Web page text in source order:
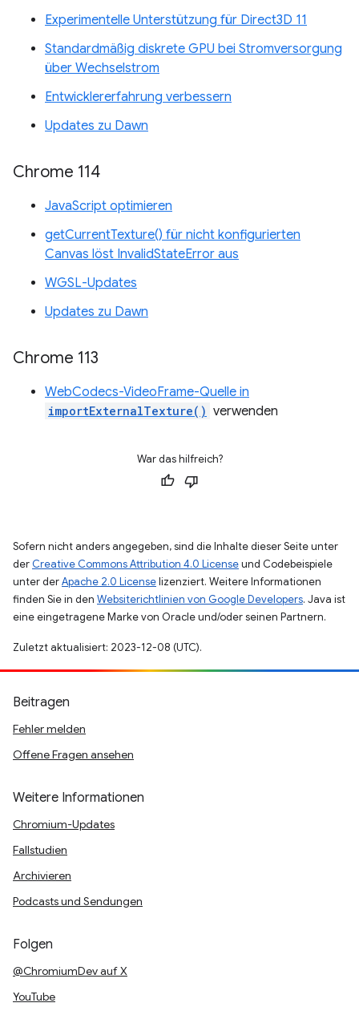
Experimentelle Unterstützung für Direct3D 11
Standardmäßig diskrete GPU bei Stromversorgung
über Wechselstrom
Entwicklererfahrung verbessern
Updates zu Dawn
Chrome 114
JavaScript optimieren
getCurrentTexture() für nicht konfigurierten
Canvas löst InvalidStateError aus
WGSL-Updates
Updates zu Dawn
Chrome 113
WebCodecs-VideoFrame-Quelle in
importExternalTexture() verwenden
War das hilfreich?
Sofern nicht anders angegeben, sind die Inhalte dieser Seite unter
der Creative Commons Attribution 4.0 Licenseund Codebeispiele
unter derApache 2.0 Licenselizenziert. Weitere Informationen
finden Sie in den Websiterichtlinien von Google Developers. Java ist
eine eingetragene Marke von Oracle und/oder seinen Partnern.
Zuletzt aktualisiert: 2023-12-08 (UTC).
Beitragen
Fehler melden
Offene Fragen ansehen
Weitere Informationen
Chromium-Updates
Fallstudien
Archivieren
Podcasts und Sendungen
Folgen
@ChromiumDev auf X
YouTube